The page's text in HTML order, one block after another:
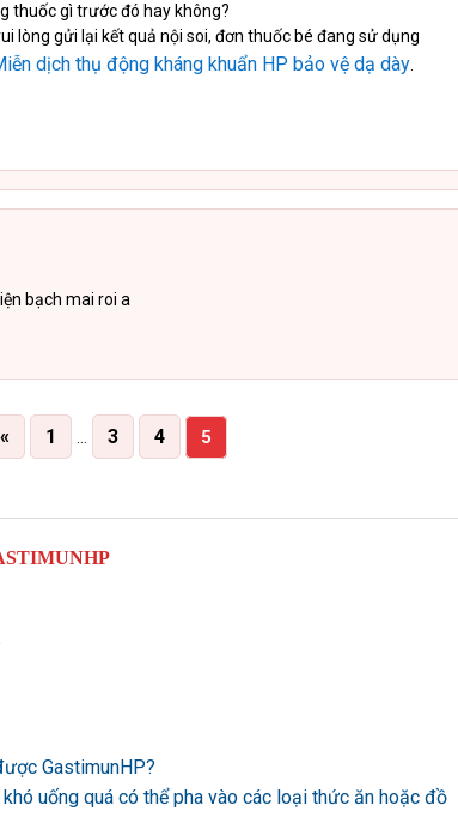
thuốc gì trước đó hay không?
lòng gửi lại kết quả nội soi, đơn thuốc bé đang sử dụng
dịch thụ động kháng khuẩn HP bảo vệ dạ dày
bạch mai roi a
« 1 … 3 4 5
GastimunHP?
uống quá có thể pha vào các loại thức ăn hoặc đồ